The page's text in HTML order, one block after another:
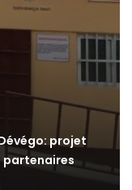
projet
partenaires